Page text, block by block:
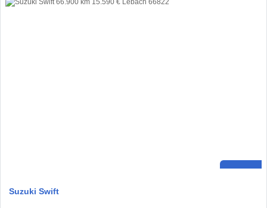
Suzuki Swift